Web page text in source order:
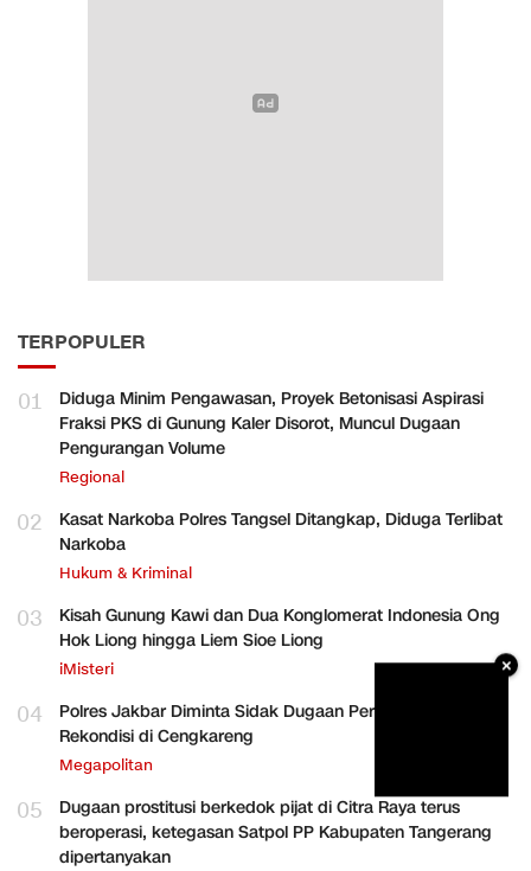
TERPOPULER
01
Diduga Minim Pengawasan, Proyek Betonisasi Aspirasi
Fraksi PKS di Gunung Kaler Disorot, Muncul Dugaan
Pengurangan Volume
Regional
02
Kasat Narkoba Polres Tangsel Ditangkap, Diduga Terlibat
Narkoba
Hukum & Kriminal
03
Kisah Gunung Kawi dan Dua Konglomerat Indonesia Ong
Hok Liong hingga Liem Sioe Liong
iMisteri
04
Polres Jakbar Diminta Sidak Dugaan Perakitan HP
Rekondisi di Cengkareng
Megapolitan
05
Dugaan prostitusi berkedok pijat di Citra Raya terus
beroperasi, ketegasan Satpol PP Kabupaten Tangerang
dipertanyakan
×